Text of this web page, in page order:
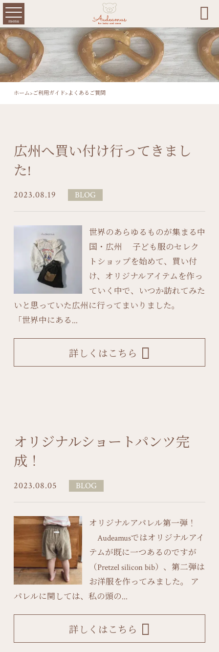
menu 
ホーム> ご利用ガイド> よくあるご質問
広州へ買い付け行ってきまし
た!
2023.08.19 BLOG
世界のあらゆるものが集まる中
国・広州 子ども服のセレク
トショップを始めて、買い付
け、オリジナルアイテムを作っ
ていく中で、いつか訪れてみた
いと思っていた広州に行ってまいりました。
「世界中にある...
詳しくはこちら
オリジナルショートパンツ完
成！
2023.08.05 BLOG
オリジナルアパレル第一弾！
Audeamusではオリジナルアイ
テムが既に一つあるのですが
（Pretzel silicon bib）、第二弾は
お洋服を作ってみました。 ア
パレルに関しては、私の頭の...
詳しくはこちら